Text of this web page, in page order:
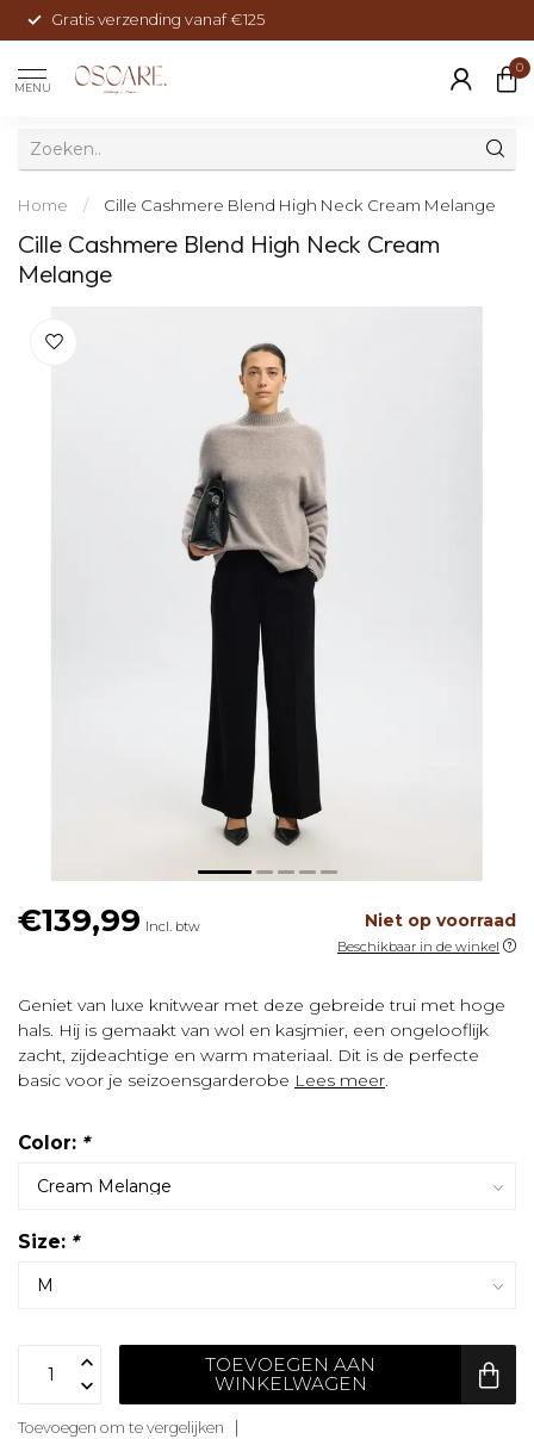
Gratis verzending vanaf €125
MENU
0
Home / Cille Cashmere Blend High Neck Cream Melange
Cille Cashmere Blend High Neck Cream
Melange
€139,99 Incl. btw Niet op voorraad
Beschikbaar in de winkel
Geniet van luxe knitwear met deze gebreide trui met hoge
hals. Hij is gemaakt van wol en kasjmier, een ongelooflijk
zacht, zijdeachtige en warm materiaal. Dit is de perfecte
basic voor je seizoensgarderobe Lees meer.
Color: *
Size: *
TOEVOEGEN AAN
WINKELWAGEN
Toevoegen om te vergelijken